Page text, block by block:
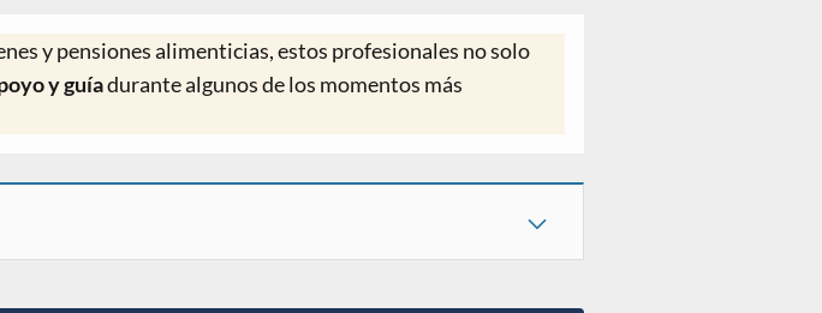
y pensiones alimenticias, estos profesionales no solo
y guíadurante algunos de los momentos más